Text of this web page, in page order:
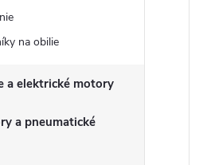
na obilie
a elektrické motory
a pneumatické